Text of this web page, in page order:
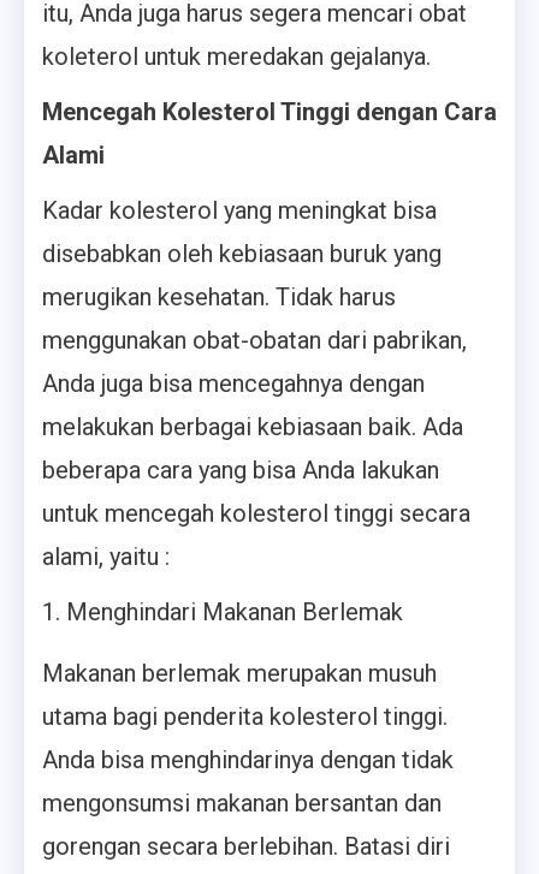
itu, Anda juga harus segera mencari obat
koleterol untuk meredakan gejalanya.
Mencegah Kolesterol Tinggi dengan Cara
Alami
Kadar kolesterol yang meningkat bisa
disebabkan oleh kebiasaan buruk yang
merugikan kesehatan. Tidak harus
menggunakan obat-obatan dari pabrikan,
Anda juga bisa mencegahnya dengan
melakukan berbagai kebiasaan baik. Ada
beberapa cara yang bisa Anda lakukan
untuk mencegah kolesterol tinggi secara
alami, yaitu :
Menghindari Makanan Berlemak
Makanan berlemak merupakan musuh
utama bagi penderita kolesterol tinggi.
Anda bisa menghindarinya dengan tidak
mengonsumsi makanan bersantan dan
gorengan secara berlebihan. Batasi diri